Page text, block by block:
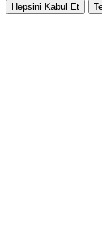
Hepsini Kabul Et